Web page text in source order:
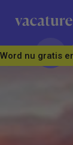
Word nu gratis